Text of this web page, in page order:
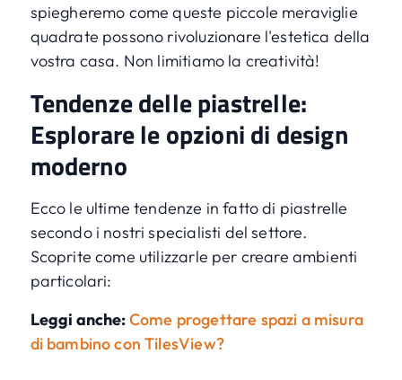
spiegheremo come queste piccole meraviglie
quadrate possono rivoluzionare l'estetica della
vostra casa. Non limitiamo la creatività!
Tendenze delle piastrelle:
Esplorare le opzioni di design
moderno
Ecco le ultime tendenze in fatto di piastrelle
secondo i nostri specialisti del settore.
Scoprite come utilizzarle per creare ambienti
particolari:
Leggi anche:Come progettare spazi a misura
di bambino con TilesView?